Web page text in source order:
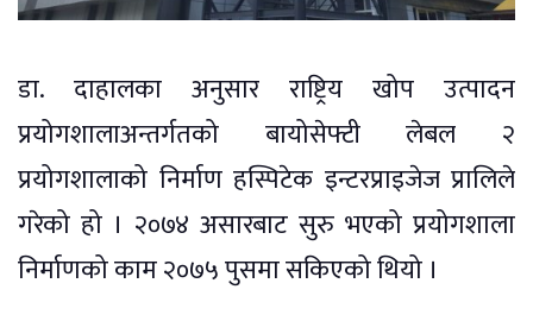
डा. दाहालका अनुसार राष्ट्रिय खोप उत्पादन
प्रयोगशालाअन्तर्गतको बायोसेफ्टी लेबल २
प्रयोगशालाको निर्माण हस्पिटेक इन्टरप्राइजेज प्रालिले
गरेको हो । २०७४ असारबाट सुरु भएको प्रयोगशाला
निर्माणको काम २०७५ पुसमा सकिएको थियो ।